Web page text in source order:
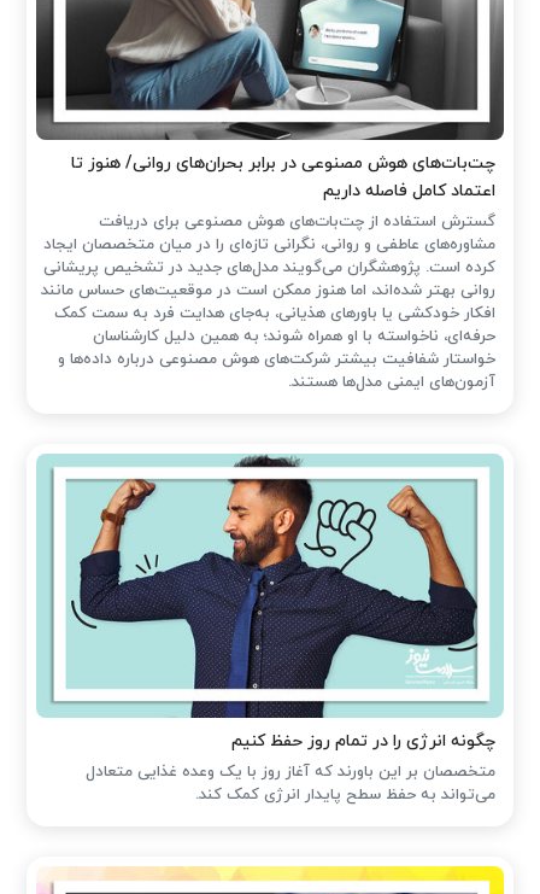
چت‌بات‌های هوش مصنوعی در برابر بحران‌های روانی/ هنوز تا
اعتماد کامل فاصله داریم
گسترش استفاده از چت‌بات‌های هوش مصنوعی برای دریافت
مشاوره‌های عاطفی و روانی، نگرانی تازه‌ای را در میان متخصصان ایجاد
کرده است. پژوهشگران می‌گویند مدل‌های جدید در تشخیص پریشانی
روانی بهتر شده‌اند، اما هنوز ممکن است در موقعیت‌های حساس مانند
افکار خودکشی یا باورهای هذیانی، به‌جای هدایت فرد به سمت کمک
حرفه‌ای، ناخواسته با او همراه شوند؛ به همین دلیل کارشناسان
خواستار شفافیت بیشتر شرکت‌های هوش مصنوعی درباره داده‌ها و
آزمون‌های ایمنی مدل‌ها هستند.
چگونه انرژی را در تمام روز حفظ کنیم
متخصصان بر این باورند که آغاز روز با یک وعده غذایی متعادل
می‌تواند به حفظ سطح پایدار انرژی کمک کند.